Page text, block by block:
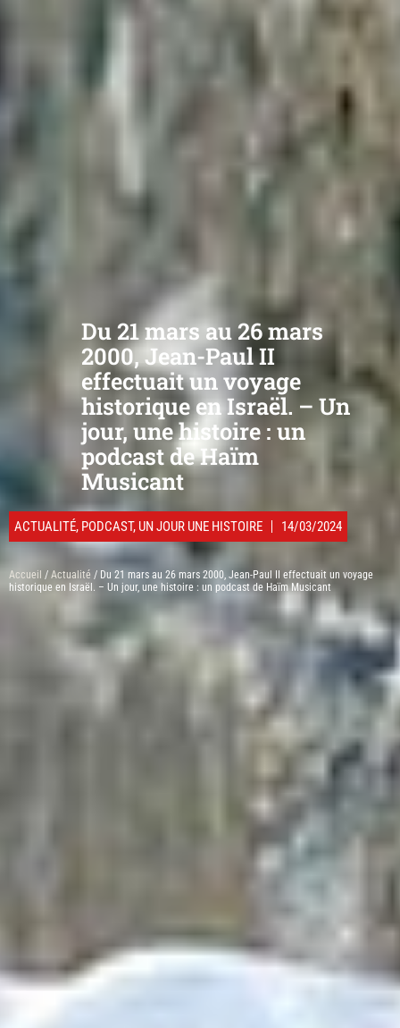
Du 21 mars au 26 mars
2000, Jean-Paul II
effectuait un voyage
historique en Israël. – Un
jour, une histoire : un
podcast de Haïm
Musicant
ACTUALITÉ, PODCAST, UN JOUR UNE HISTOIRE 14/03/2024
Accueil / Actualité / Du 21 mars au 26 mars 2000, Jean-Paul II effectuait un voyage
historique en Israël. – Un jour, une histoire : un podcast de Haïm Musicant